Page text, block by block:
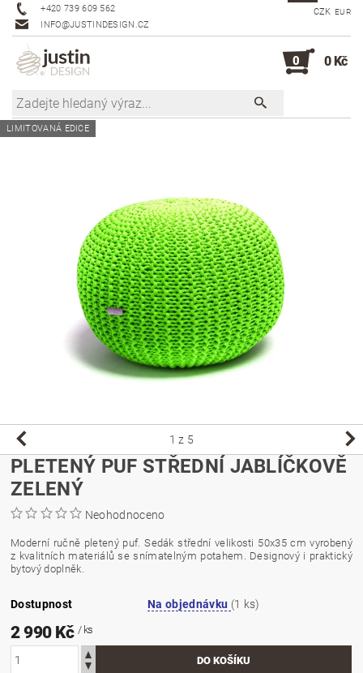
+420 739 609 562
INFO@JUSTINDESIGN.CZ
CZK EUR
0 0 Kč
LIMITOVANÁ EDICE
1 z 5
PLETENÝ PUF STŘEDNÍ JABLÍČKOVĚ
ZELENÝ
Neohodnoceno
Moderní ručně pletený puf. Sedák střední velikosti 50x35 cm vyrobený
z kvalitních materiálů se snímatelným potahem. Designový i praktický
bytový doplněk.
Dostupnost Na objednávku (1 ks)
2 990 Kč / ks